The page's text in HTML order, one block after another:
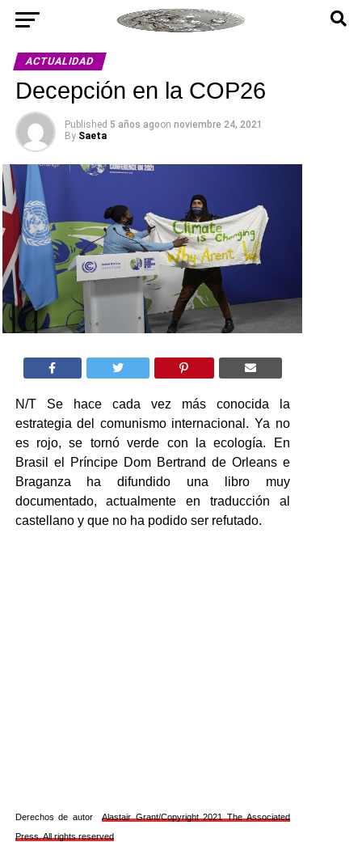
ACTUALIDAD
Decepción en la COP26
Published 5 años agoon noviembre 24, 2021
By Saeta
N/T Se hace cada vez más conocida la
estrategia del comunismo internacional. Ya no
es rojo, se tornó verde con la ecología. En
Brasil el Príncipe Dom Bertrand de Orleans e
Braganza ha difundido una libro muy
documentado, actualmente en traducción al
castellano y que no ha podido ser refutado.
Derechos de autor
Alastair Grant/Copyright 2021 The Associated
Press. All rights reserved